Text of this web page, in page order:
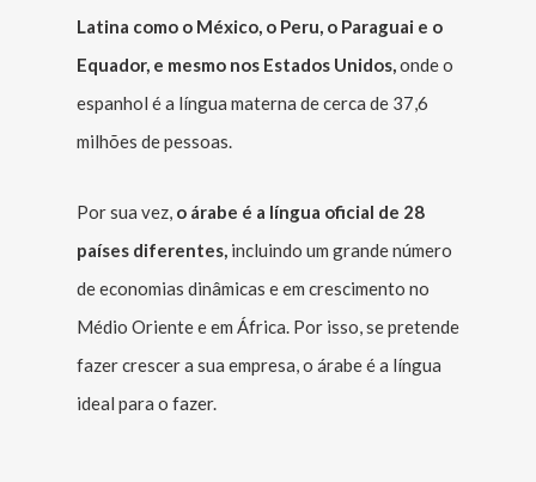
Latina como o México, o Peru, o Paraguai e o
Equador, e mesmo nos Estados Unidos,onde o
espanhol é a língua materna de cerca de 37,6
milhões de pessoas.
Por sua vez, o árabe é a língua oficial de 28
países diferentes, incluindo um grande número
de economias dinâmicas e em crescimento no
Médio Oriente e em África. Por isso, se pretende
fazer crescer a sua empresa, o árabe é a língua
ideal para o fazer.